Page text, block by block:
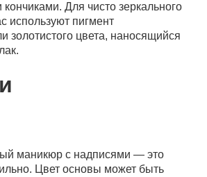
Для чисто зеркального
используют пигмент
золотистого цвета, наносящийся
маникюр с надписями — это
Цвет основы может быть